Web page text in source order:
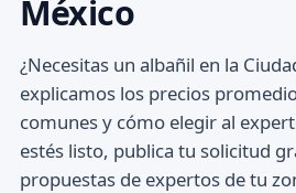
México
¿Necesitas un albañil en la
explicamos los precios
comunes y cómo elegir al
estés listo, publica tu solicitud
propuestas de expertos de tu